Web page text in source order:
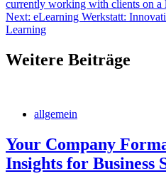
currently working with clients on a
Next: eLearning Werkstatt:
Learning
Weitere Beiträge
allgemein
Your Company
Insights for Business